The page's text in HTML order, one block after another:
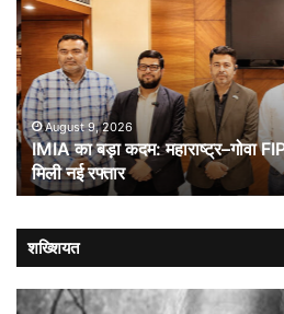
बड़ा
कदम:
महाराष्ट्र–
गोवा
FIP
से
जिम्मेदार
मत्स्य
पालन
मिली
नई
रफ्तार
August 9, 2026
IMIA का बड़ा कदम: महाराष्ट्र–गोवा
मिली नई रफ्तार
शख्शियत